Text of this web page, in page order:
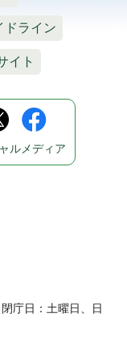
ドライン
イト
庁日：土曜日、日
ルメディア